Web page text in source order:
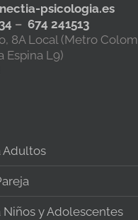
psicologia.es
– 674 241513
8A Local (Metro
Espina L9)
Adultos
Niños y Adolescentes